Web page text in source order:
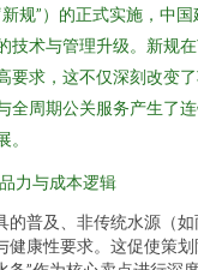
规”）的正式实施，中国
技术与管理升级。新规
要求，这不仅深刻改变
全周期公关服务产生了
力与成本逻辑
的普及、非传统水源（
健康性要求。这促使策划